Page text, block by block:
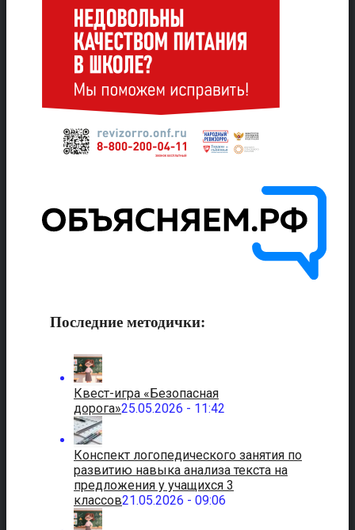
Последние методички:
Квест-игра «Безопасная
дорога»25.05.2026 - 11:42
Конспект логопедического занятия по
развитию навыка анализа текста на
предложения у учащихся 3
классов21.05.2026 - 09:06